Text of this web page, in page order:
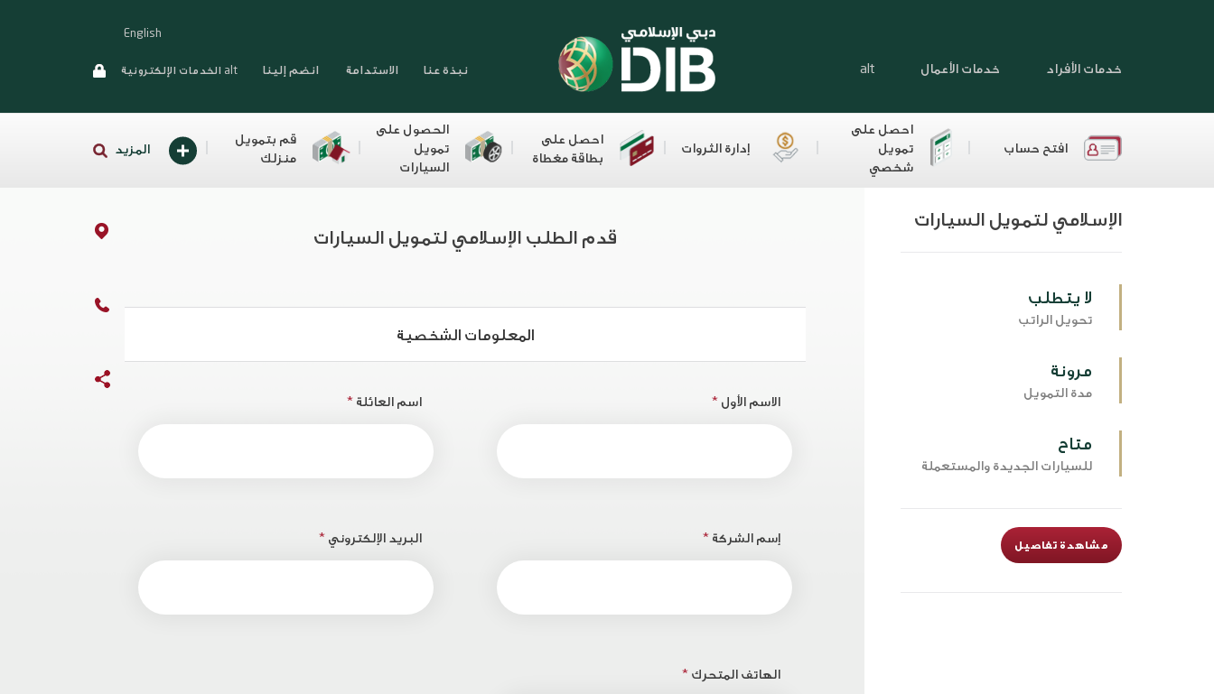
خدمات الأفراد خدمات الأعمال alt
English
نبذة عنا الاستدامة انضم إلينا alt الخدمات الإلكترونية
افتح حساب
احصل على
تمويل
شخصي
إدارة الثروات
احصل على
بطاقة مغطاة
الحصول على
تمويل
السيارات
قم بتمويل
منزلك
المزيد
الإسلامي لتمويل السيارات
لا يتطلب
تحويل الراتب
مرونة
مدة التمويل
متاح
للسيارات الجديدة والمستعملة
مشاهدة تفاصيل
قدم الطلب الإسلامي لتمويل السيارات
المعلومات الشخصية
الاسم الأول * اسم العائلة *
إسم الشركة * البريد الإلكتروني *
الهاتف المتحرك *